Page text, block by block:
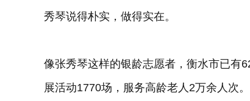
秀琴说得朴实，做得实在。
像张秀琴这样的银龄志愿者，衡水市已有
展活动1770场，服务高龄老人2万余人次。